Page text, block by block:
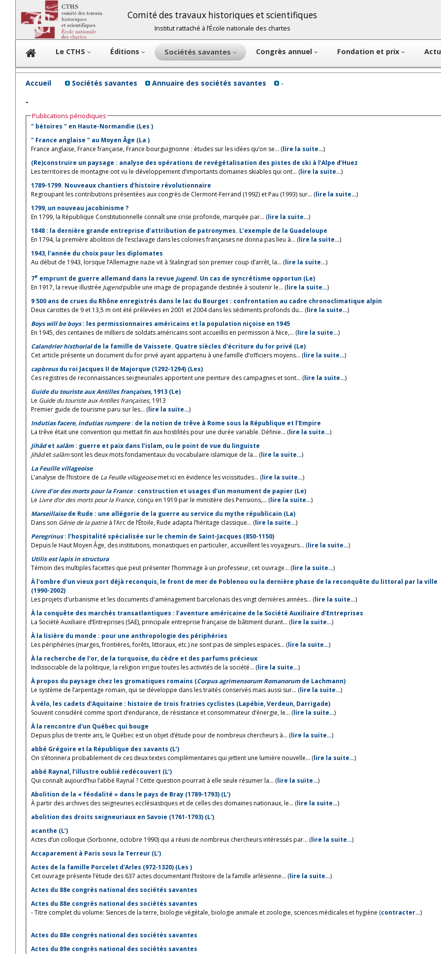
Comité des travaux historiques et scientifiques
Institut rattaché à l’École nationale des chartes
Le CTHS Éditions Sociétés savantes Congrès annuel Fondation et prix
Accueil Sociétés savantes Annuaire des sociétés savantes
-
-
Publications périodiques
" bétoires " en Haute-Normandie (Les )
" France anglaise " au Moyen Âge (La )
France anglaise, France française, France bourguignonne : études sur les idées qu’on se... (lire la suite…)
(Re)construire un paysage : analyse des opérations de revégétalisation des pistes de ski à l’Alpe d’Huez
Les territoires de montagne ont vu le développement d’importants domaines skiables qui ont... (lire la suite…)
1789-1799. Nouveaux chantiers d’histoire révolutionnaire
Regroupant les contributions présentées aux congrès de Clermont-Ferrand (1992) et Pau (1993) sur... (lire la suite…)
1799, un nouveau jacobinisme ?
En 1799, la République Constitutionnelle connaît une crise profonde, marquée par... (lire la suite…)
1848 : la dernière grande entreprise d’attribution de patronymes. L’exemple de la Guadeloupe
En 1794, la première abolition de l’esclavage dans les colonies françaises ne donna pas lieu à... (lire la suite…)
1943, l'année du choix pour les diplomates
Au début de 1943, lorsque l’Allemagne nazie vit à Stalingrad son premier coup d’arrêt, la... (lire la suite…)
7e emprunt de guerre allemand dans la revue Jugend. Un cas de syncrétisme opportun (Le)
En 1917, la revue illustrée Jugendpublie une image de propagande destinée à soutenir le... (lire la suite…)
9 500 ans de crues du Rhône enregistrés dans le lac du Bourget : confrontation au cadre chronoclimatique alpin
Deux carottes de 9 et 13,5 m ont été prélevées en 2001 et 2004 dans les sédiments profonds du... (lire la suite…)
Boys will be boys: les permissionnaires américains et la population niçoise en 1945
En 1945, des centaines de milliers de soldats américains sont accueillis en permission à Nice,... (lire la suite…)
Calandrier histhorialde la famille de Vaissete. Quatre siècles d'écriture du for privé (Le)
Cet article présente un document du for privé ayant appartenu à une famille d’officiers moyens... (lire la suite…)
capbreusdu roi Jacques II de Majorque (1292-1294) (Les)
Ces registres de reconnaissances seigneuriales apportent une peinture des campagnes et sont... (lire la suite…)
Guide du touriste aux Antilles françaises
, 1913 (Le)
Le Guide du touriste aux Antilles françaises, 1913
Premier guide de tourisme paru sur les... (lire la suite…)
Indutias facere, indutias rumpere: de la notion de trêve à Rome sous la République et l’Empire
La trêve était une convention qui mettait fin aux hostilités pour une durée variable. Définie... (lire la suite…)
Jihâdet salâm : guerre et paix dans l’islam, ou le point de vue du linguiste
Jihâdetsalâmsont les deux mots fondamentaux du vocabulaire islamique de la... (lire la suite…)
La Feuille villageoise
L’analyse de l’histoire de La Feuille villageoisemet ici en évidence les vicissitudes... (lire la suite…)
Livre d’or des morts pour la France: construction et usages d’un monument de papier (Le)
Le Livre d’or des morts pour la France, conçu en 1919 par le ministère des Pensions,... (lire la suite…)
Marseillaisede Rude : une allégorie de la guerre au service du mythe républicain (La)
Dans son Génie de la patrieà l’Arc de l’Étoile, Rude adapta l’héritage classique... (lire la suite…)
Peregrinus: l’hospitalité spécialisée sur le chemin de Saint-Jacques (850-1150)
Depuis le Haut Moyen Âge, des institutions, monastiques en particulier, accueillent les voyageurs... (lire la suite…)
Utilis est lapis in structura
Témoin des multiples facettes que peut présenter l’hommage à un professeur, cet ouvrage... (lire la suite…)
À l'ombre d'un vieux port déjà reconquis, le front de mer de Poblenou ou la dernière phase de la reconquête du littoral par la ville
(1990-2002)
Les projets d'urbanisme et les documents d'aménagement barcelonais des vingt dernières années... (lire la suite…)
À la conquête des marchés transatlantiques : l’aventure américaine de la Société Auxiliaire d’Entreprises
La Société Auxiliaire d’Entreprises (SAE), principale entreprise française de bâtiment durant... (lire la suite…)
À la lisière du monde : pour une anthropologie des périphéries
Les périphéries (marges, frontières, forêts, littoraux, etc.) ne sont pas de simples espaces... (lire la suite…)
À la recherche de l'or, de la turquoise, du cèdre et des parfums précieux
Indissociable de la politique, la religion irrigue toutes les activités de la société... (lire la suite…)
À propos du paysage chez les gromatiques romains (Corpus agrimensorum Romanorum de Lachmann)
Le système de l’arpentage romain, qui se développe dans les traités conservés mais aussi sur... (lire la suite…)
À vélo, les cadets d’Aquitaine : histoire de trois fratries cyclistes (Lapébie, Verdeun, Darrigade)
Souvent considéré comme sport d’endurance, de résistance et consommateur d’énergie, le... (lire la suite…)
À la rencontre d'un Québec qui bouge
Depuis plus de trente ans, le Québec est un objet d’étude pour de nombreux chercheurs à... (lire la suite…)
abbé Grégoire et la République des savants (L’)
On s’étonnera probablement de ces deux textes complémentaires qui jettent une lumière nouvelle... (lire la suite…)
abbé Raynal, l’illustre oublié redécouvert (L’)
Qui connaît aujourd’hui l’abbé Raynal ? Cette question pourrait à elle seule résumer la... (lire la suite…)
Abolition de la « féodalité » dans le pays de Bray (1789-1793) (L’)
À partir des archives des seigneuries ecclésiastiques et de celles des domaines nationaux, le... (lire la suite…)
abolition des droits seigneuriaux en Savoie (1761-1793) (L')
acanthe (L’)
Actes d’un colloque (Sorbonne, octobre 1990) qui a réuni de nombreux chercheurs intéressés par... (lire la suite…)
Accaparement à Paris sous la Terreur (L’)
Actes de la famille Porcelet d'Arles (972-1320) (Les )
Cet ouvrage présente l’étude des 637 actes documentant l’histoire de la famille arlésienne... (lire la suite…)
Actes du 88e congrès national des sociétés savantes
Actes du 88e congrès national des sociétés savantes
- Titre complet du volume: Siences de la terre, biologie végétale, biologie animale et zoologie, sciences médicales et hygiène (contracter…)
Actes du 88e congrès national des sociétés savantes
Actes du 89e congrès national des sociétés savantes